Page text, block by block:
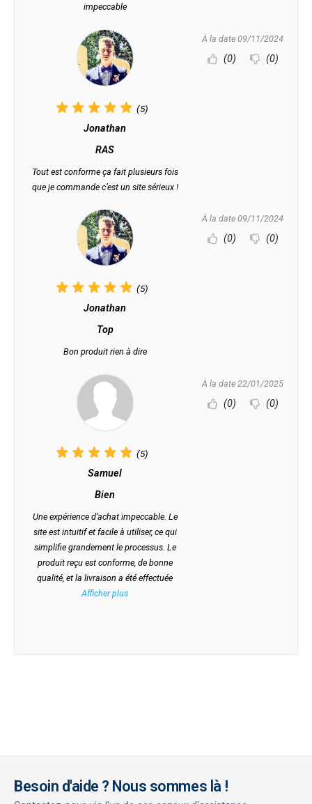
impeccable
(5)
Jonathan
RAS
Tout est conforme ça fait plusieurs fois
que je commande c’est un site sérieux !
À la date 09/11/2024
(0) (0)
(5)
Jonathan
Top
Bon produit rien à dire
À la date 09/11/2024
(0) (0)
(5)
Samuel
Bien
Une expérience d’achat impeccable. Le
site est intuitif et facile à utiliser, ce qui
simplifie grandement le processus. Le
produit reçu est conforme, de bonne
qualité, et la livraison a été effectuée
Afficher plus
À la date 22/01/2025
(0) (0)
Besoin d'aide ? Nous sommes là !